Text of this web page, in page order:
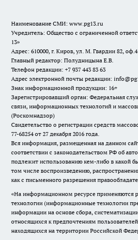
Наименование СМИ: www.pg13.ru
Учредитель: Общество с ограниченной
13»
Адрес: 610000, г. Киров, ул. М. Гвардии 82,
Главный редактор: Полудницына Е.В.
Телефон редакции: +7 937 443 83 63
Адрес электронной почты редакции:
Знак информационной продукции: 16+
Зарегистрировавший орган: Федеральная
связи, информационных технологий и
(Роскомнадзор)
Свидетельство о регистрации средств
77-68254 от 27 декабря 2016 года.
Вся информация, размещенная на данном
соответствии с законодательством РФ об
подлежит использованию кем-либо в какой
том числе воспроизведению,
как с письменного разрешения
«На информационном ресурсе применяются
технологии (информационные технологии
информации на основе сбора,
относящихся к предпочтениям
находящихся на территории Российской